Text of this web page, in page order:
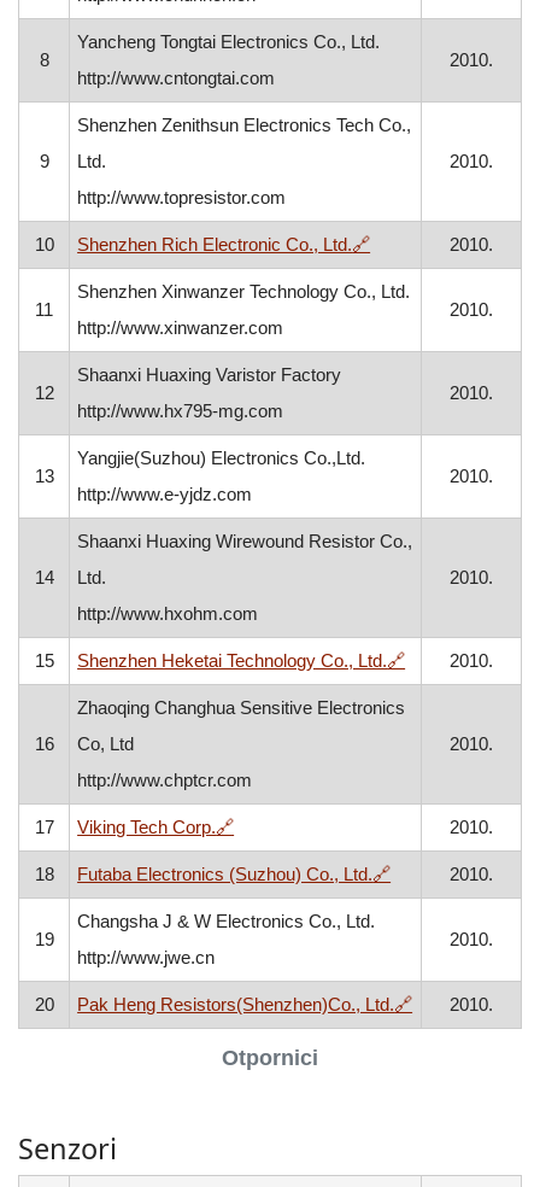
Otpornici
8
Yancheng Tongtai Electronics Co., Ltd.
http://www.cntongtai.com
2010.
9
Shenzhen Zenithsun Electronics Tech Co.,
Ltd.
http://www.topresistor.com
2010.
10 Shenzhen Rich Electronic Co., Ltd.🔗, otvara se u novom
2010.
11
Shenzhen Xinwanzer Technology Co., Ltd.
http://www.xinwanzer.com
2010.
12
Shaanxi Huaxing Varistor Factory
http://www.hx795-mg.com
2010.
13
Yangjie(Suzhou) Electronics Co.,Ltd.
http://www.e-yjdz.com
2010.
14
Shaanxi Huaxing Wirewound Resistor Co.,
Ltd.
http://www.hxohm.com
2010.
15 Shenzhen Heketai Technology Co., Ltd.🔗, otvara se u
2010.
16
Zhaoqing Changhua Sensitive Electronics
Co, Ltd
http://www.chptcr.com
2010.
17 Viking Tech Corp.🔗, otvara se u novom prozoru2010.
18 Futaba Electronics (Suzhou) Co., Ltd.🔗, otvara se u
2010.
19
Changsha J & W Electronics Co., Ltd.
http://www.jwe.cn
2010.
20 Pak Heng Resistors(Shenzhen)Co., Ltd.🔗, otvara se u
2010.
Senzori